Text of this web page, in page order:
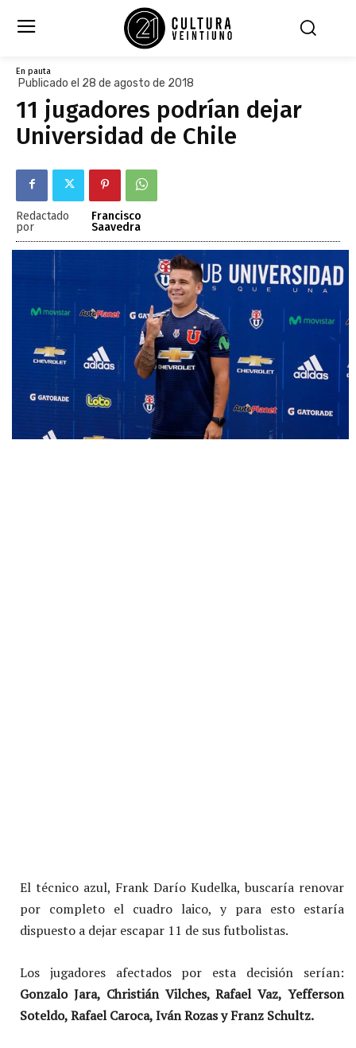
En pauta
Publicado el 28 de agosto de 2018
11 jugadores podrían dejar
Universidad de Chile
Redactado
por
Francisco
Saavedra
El técnico azul, Frank Darío Kudelka, buscaría renovar
por completo el cuadro laico, y para esto estaría
dispuesto a dejar escapar 11 de sus futbolistas.
Los jugadores afectados por esta decisión serían:
Gonzalo Jara, Christián Vilches, Rafael Vaz, Yefferson
Soteldo, Rafael Caroca, Iván Rozas y Franz Schultz.